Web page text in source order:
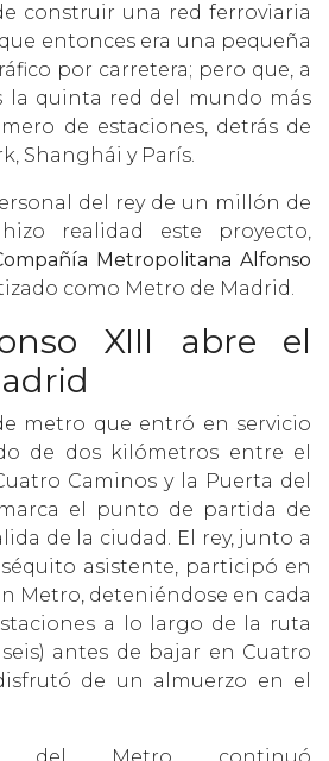
construir una red ferroviaria
entonces era una pequeña
por carretera; pero que, a
la quinta red del mundo más
de estaciones, detrás de
Shanghái y París.
del rey de un millón de
realidad este proyecto,
Metropolitana Alfonso
como Metro de Madrid.
XIII abre el
metro que entró en servicio
de dos kilómetros entre el
Caminos y la Puerta del
el punto de partida de
de la ciudad. El rey, junto a
asistente, participó en
Metro, deteniéndose en cada
a lo largo de la ruta
antes de bajar en Cuatro
de un almuerzo en el